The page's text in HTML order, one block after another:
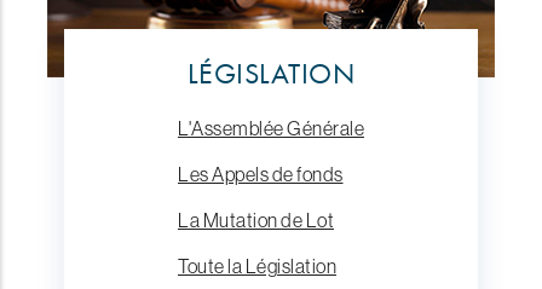
LÉGISLATION
L'Assemblée Générale
Les Appels de fonds
La Mutation de Lot
Toute la Législation